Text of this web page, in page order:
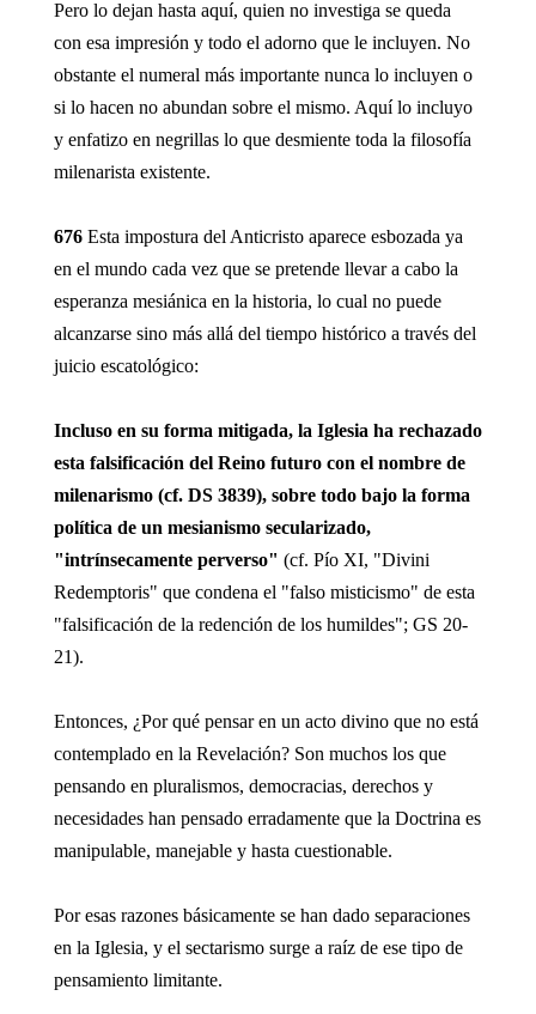
Pero lo dejan hasta aquí, quien no investiga se queda
con esa impresión y todo el adorno que le incluyen. No
obstante el numeral más importante nunca lo incluyen o
si lo hacen no abundan sobre el mismo. Aquí lo incluyo
y enfatizo en negrillas lo que desmiente toda la filosofía
milenarista existente.
676 Esta impostura del Anticristo aparece esbozada ya
en el mundo cada vez que se pretende llevar a cabo la
esperanza mesiánica en la historia, lo cual no puede
alcanzarse sino más allá del tiempo histórico a través del
juicio escatológico:
Incluso en su forma mitigada, la Iglesia ha rechazado
esta falsificación del Reino futuro con el nombre de
milenarismo (cf. DS 3839), sobre todo bajo la forma
política de un mesianismo secularizado,
"intrínsecamente perverso" (cf. Pío XI, "Divini
Redemptoris" que condena el "falso misticismo" de esta
"falsificación de la redención de los humildes"; GS 20-
21).
Entonces, ¿Por qué pensar en un acto divino que no está
contemplado en la Revelación? Son muchos los que
pensando en pluralismos, democracias, derechos y
necesidades han pensado erradamente que la Doctrina es
manipulable, manejable y hasta cuestionable.
Por esas razones básicamente se han dado separaciones
en la Iglesia, y el sectarismo surge a raíz de ese tipo de
pensamiento limitante.